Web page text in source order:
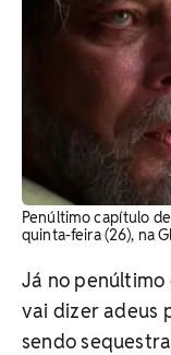
Penúltimo capítulo
quinta-feira (26), na
Já no penúltimo
vai dizer adeus
sendo